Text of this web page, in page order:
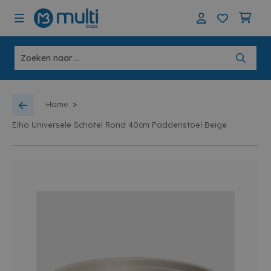
Home >
Elho Universele Schotel Rond 40cm Paddenstoel Beige